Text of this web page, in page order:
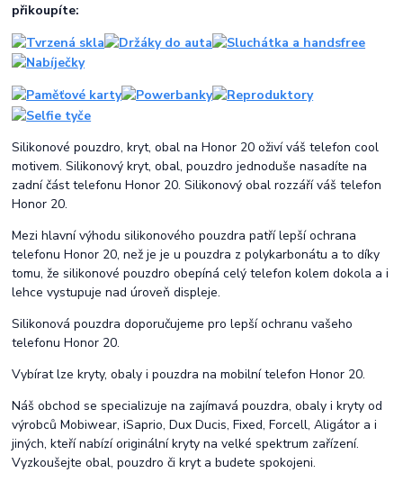
přikoupíte:
Silikonové pouzdro, kryt, obal na Honor 20 oživí váš telefon cool
motivem. Silikonový kryt, obal, pouzdro jednoduše nasadíte na
zadní část telefonu Honor 20. Silikonový obal rozzáří váš telefon
Honor 20.
Mezi hlavní výhodu silikonového pouzdra patří lepší ochrana
telefonu Honor 20, než je je u pouzdra z polykarbonátu a to díky
tomu, že silikonové pouzdro obepíná celý telefon kolem dokola a i
lehce vystupuje nad úroveň displeje.
Silikonová pouzdra doporučujeme pro lepší ochranu vašeho
telefonu Honor 20.
Vybírat lze kryty, obaly i pouzdra na mobilní telefon Honor 20.
Náš obchod se specializuje na zajímavá pouzdra, obaly i kryty od
výrobců Mobiwear, iSaprio, Dux Ducis, Fixed, Forcell, Aligátor a i
jiných, kteří nabízí originální kryty na velké spektrum zařízení.
Vyzkoušejte obal, pouzdro či kryt a budete spokojeni.